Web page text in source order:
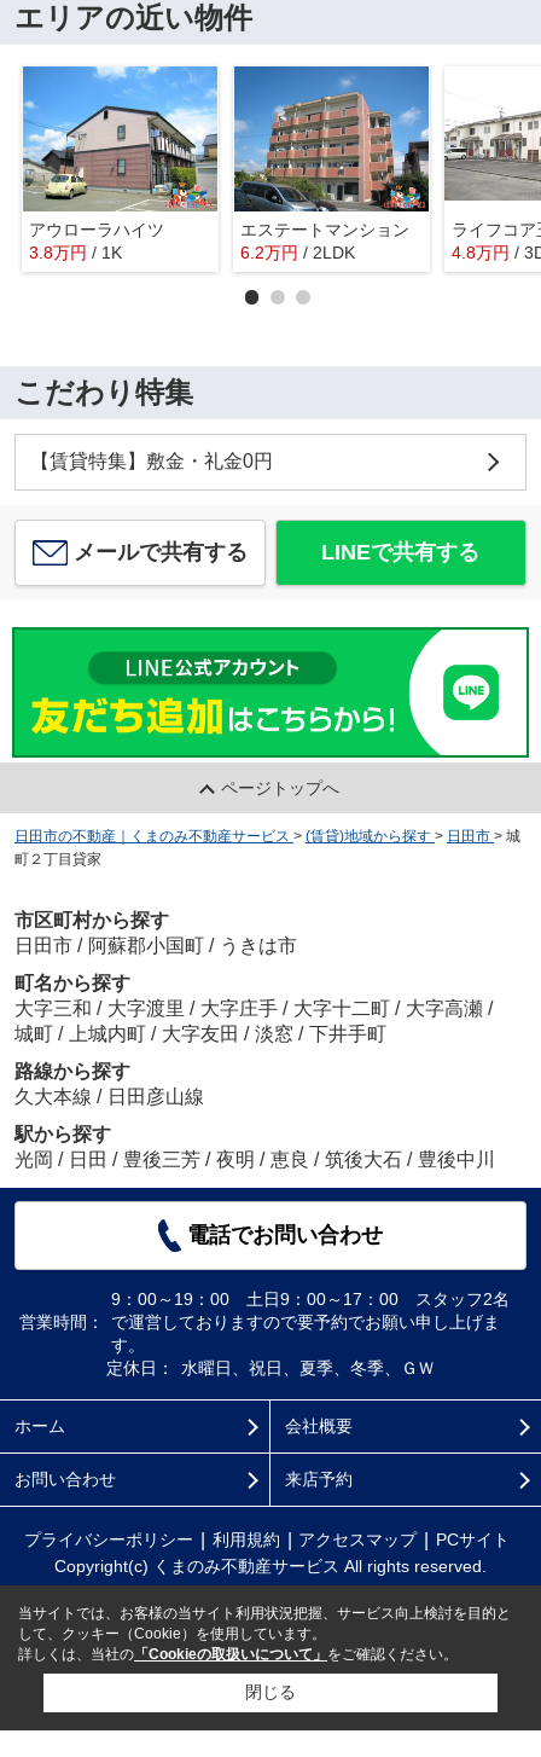
エリアの近い物件
アウローラハイツ
3.8万円 / 1K
エステートマンション
6.2万円 / 2LDK
ライフコ
4.8万円 /
こだわり特集
【賃貸特集】敷金・礼金0円
メールで共有する LINEで共有する
ページトップへ
日田市の不動産｜くまのみ不動産サービス > (賃貸)地域から探す > 日田市 > 城
町２丁目貸家
市区町村から探す
日田市 / 阿蘇郡小国町 / うきは市
町名から探す
大字三和 / 大字渡里 / 大字庄手 / 大字十二町 / 大字高瀬 /
城町 / 上城内町 / 大字友田 / 淡窓 / 下井手町
路線から探す
久大本線 / 日田彦山線
駅から探す
光岡 / 日田 / 豊後三芳 / 夜明 / 恵良 / 筑後大石 / 豊後中川
電話でお問い合わせ
営業時間：
9：00～19：00 土日9：00～17：00 スタッフ2名
で運営しておりますので要予約でお願い申し上げま
す。
定休日：
水曜日、祝日、夏季、冬季、ＧＷ
ホーム 会社概要
お問い合わせ 来店予約
プライバシーポリシー 利用規約 アクセスマップ
PCサイト
Copyright(c) くまのみ不動産サービス All rights reserved.
当サイトでは、お客様の当サイト利用状況把握、サービス向上検討を目的と
して、クッキー（Cookie）を使用しています。
詳しくは、当社の 「Cookieの取扱いについて」 をご確認ください。
閉じる